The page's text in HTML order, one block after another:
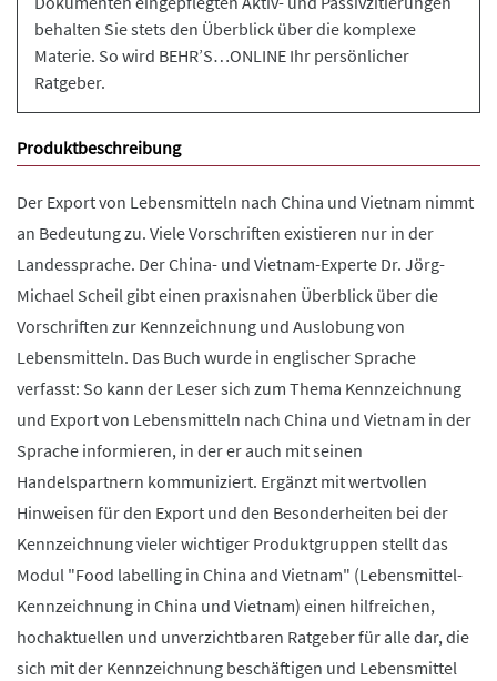
behalten Sie stets den Überblick über die komplexe
Materie. So wird BEHR’S…ONLINE Ihr persönlicher
Ratgeber.
Produktbeschreibung
Der Export von Lebensmitteln nach China und Vietnam nimmt
an Bedeutung zu. Viele Vorschriften existieren nur in der
Landessprache. Der China- und Vietnam-Experte Dr. Jörg-
Michael Scheil gibt einen praxisnahen Überblick über die
Vorschriften zur Kennzeichnung und Auslobung von
Lebensmitteln. Das Buch wurde in englischer Sprache
verfasst: So kann der Leser sich zum Thema Kennzeichnung
und Export von Lebensmitteln nach China und Vietnam in der
Sprache informieren, in der er auch mit seinen
Handelspartnern kommuniziert. Ergänzt mit wertvollen
Hinweisen für den Export und den Besonderheiten bei der
Kennzeichnung vieler wichtiger Produktgruppen stellt das
Modul "Food labelling in China and Vietnam" (Lebensmittel-
Kennzeichnung in China und Vietnam) einen hilfreichen,
hochaktuellen und unverzichtbaren Ratgeber für alle dar, die
sich mit der Kennzeichnung beschäftigen und Lebensmittel